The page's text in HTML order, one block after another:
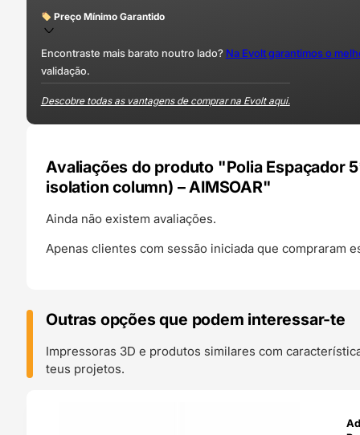
Preço Mínimo Garantido
Encontraste mais barato noutro lado? Na Evolt garantimos o
validação.
Descobre todas as vantagens de comprar na Evolt aqui.
Avaliações do produto "Polia Espaçador
isolation column) – AIMSOAR"
Ainda não existem avaliações.
Apenas clientes com sessão iniciada que compraram
Outras opções que podem interessar-te
Impressoras 3D e produtos similares com
teus projetos.